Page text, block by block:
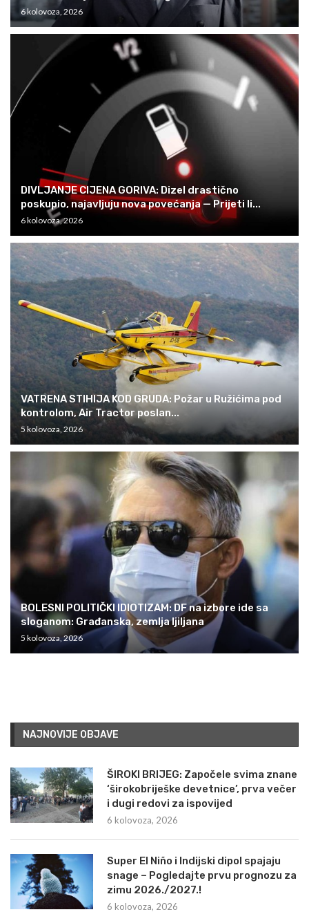
6 kolovoza, 2026
DIVLJANJE CIJENA GORIVA: Dizel drastično
poskupio, najavljuju nova povećanja — Prijeti li...
6 kolovoza, 2026
VATRENA STIHIJA KOD GRUDA: Požar u Ružićima pod
kontrolom, Air Tractor poslan...
5 kolovoza, 2026
BOLESNI POLITIČKI IDIOTIZAM: DF na izbore ide sa
sloganom: Građanska, zemlja ljiljana
5 kolovoza, 2026
NAJNOVIJE OBJAVE
ŠIROKI BRIJEG: Započele svima znane
‘širokobriješke devetnice’, prva večer
i dugi redovi za ispovijed
6 kolovoza, 2026
Super El Niño i Indijski dipol spajaju
snage – Pogledajte prvu prognozu za
zimu 2026./2027.!
6 kolovoza, 2026